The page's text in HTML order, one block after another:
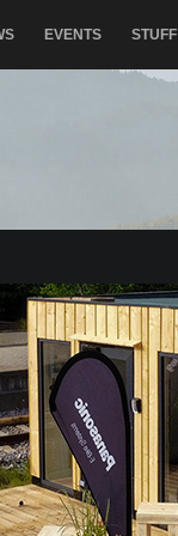
EVENTS STUFF